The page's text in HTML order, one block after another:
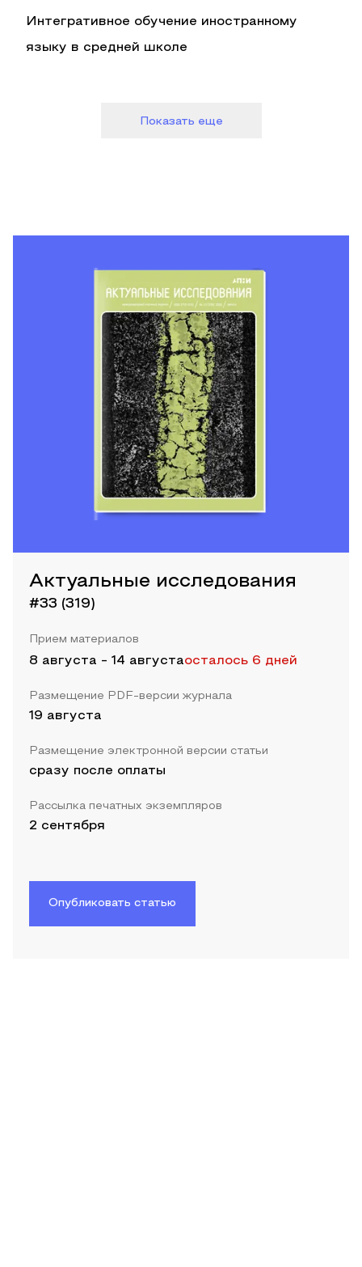
Интегративное обучение иностранному
языку в средней школе
Показать еще
Актуальные исследования
#33 (319)
Прием материалов
8 августа - 14 августаосталось 6 дней
Размещение PDF-версии журнала
19 августа
Размещение электронной версии статьи
сразу после оплаты
Рассылка печатных экземпляров
2 сентября
Опубликовать статью